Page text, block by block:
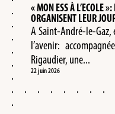
« MON ESS À L’ECOLE
ORGANISENT LEUR
A Saint-André-le-Gaz,
l’avenir:
Rigaudier, une...
22 juin 2026